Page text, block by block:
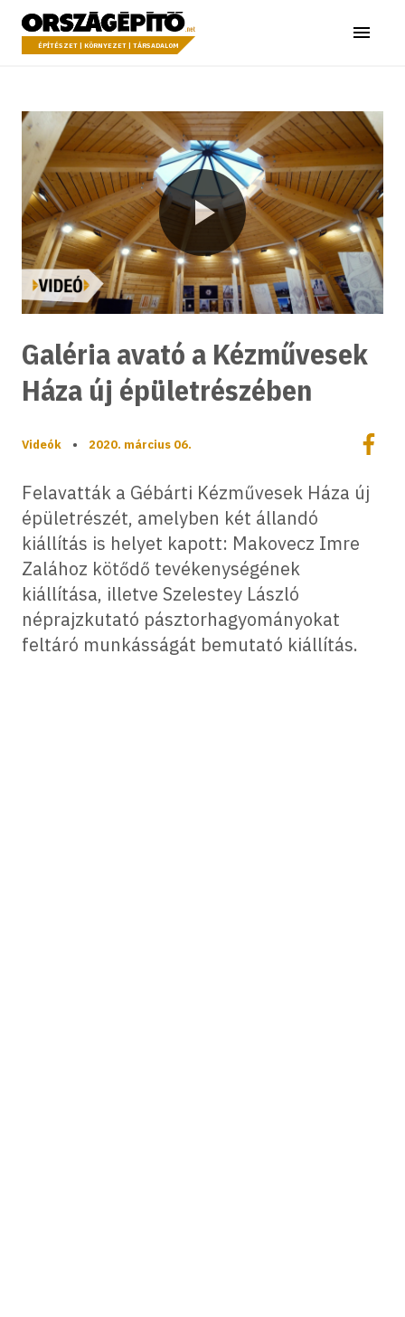
a tartalomhoz
Országépítő
ÉPÍTÉSZET | KÖRNYEZET | TÁRSADALOM Menü
Lejátszás
Galéria avató a Kézművesek
Háza új épületrészében
Videók • 2020. március 06.
Felavatták a Gébárti Kézművesek Háza új
épületrészét, amelyben két állandó
kiállítás is helyet kapott: Makovecz Imre
Zalához kötődő tevékenységének
kiállítása, illetve Szelestey László
néprajzkutató pásztorhagyományokat
feltáró munkásságát bemutató kiállítás.